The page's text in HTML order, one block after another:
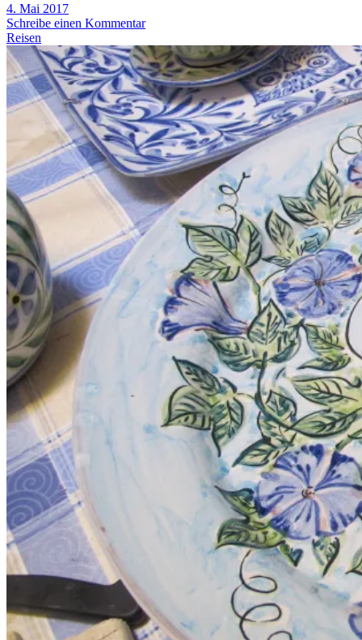
4. Mai 2017
Schreibe einen Kommentar
Reisen